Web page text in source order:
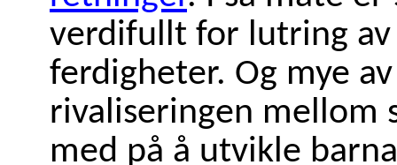
verdifullt for lutring av
ferdigheter. Og mye
rivaliseringen mellom
med på å utvikle